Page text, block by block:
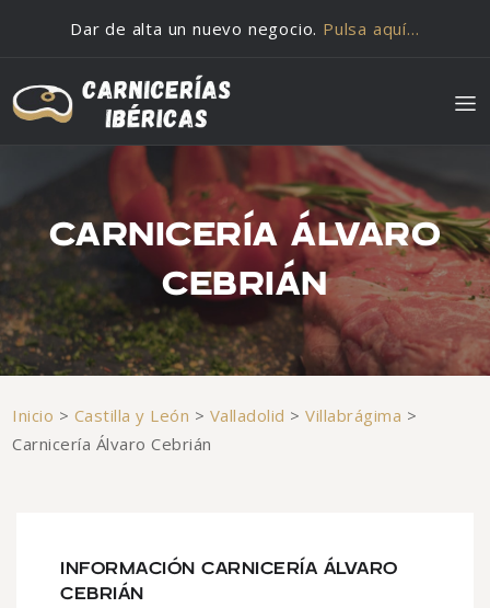
Dar de alta un nuevo negocio. Pulsa aquí…
CARNICERÍA ÁLVARO
CEBRIÁN
Inicio > Castilla y León > Valladolid >Villabrágima >
Carnicería Álvaro Cebrián
INFORMACIÓN CARNICERÍA ÁLVARO
CEBRIÁN